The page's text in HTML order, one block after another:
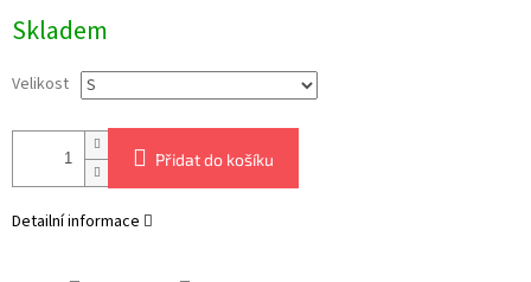
cena:
Skladem
Velikost
Přidat do košíku
Detailní informace